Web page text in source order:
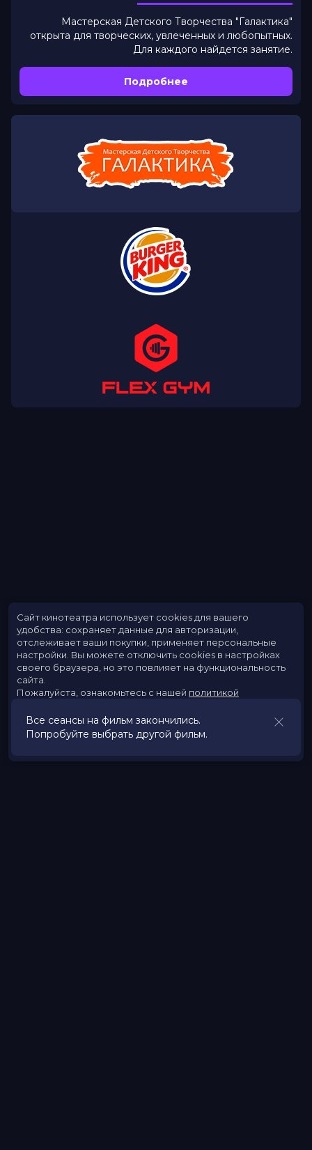
Мастерская Детского Творчества "Галактика"
открыта для творческих, увлеченных и любопытных.
Для каждого найдется занятие.
Подробнее
Все сеансы на фильм закончились.
Попробуйте выбрать другой фильм.
Сайт кинотеатра использует cookies для вашего
удобства: сохраняет данные для авторизации,
отслеживает ваши покупки, применяет персональные
настройки. Вы можете отключить cookies в настройках
своего браузера, но это повлияет на функциональность
сайта.
Пожалуйста, ознакомьтесь с нашей политикой
Принять